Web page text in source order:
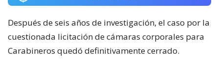
Después de seis años de investigación, el caso por la
cuestionada licitación de cámaras corporales para
Carabineros quedó definitivamente cerrado.